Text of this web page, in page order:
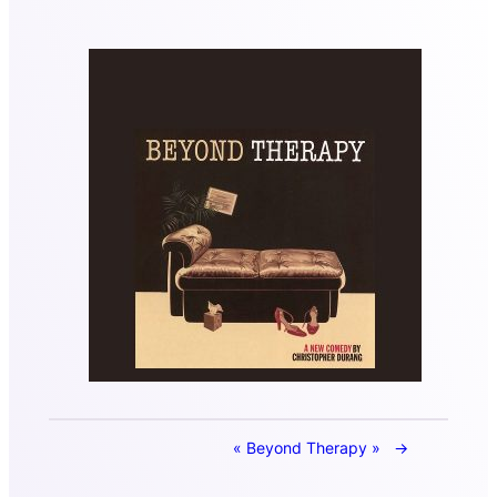
« Beyond Therapy »